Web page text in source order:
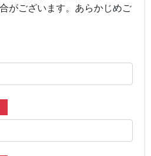
がございます。あらかじめご